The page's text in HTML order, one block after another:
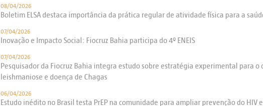
08/04/2026
Boletim ELSA destaca importância da prática regular de atividade física para a
07/04/2026
Inovação e Impacto Social: Fiocruz Bahia participa do 4º ENEIS
07/04/2026
Pesquisador da Fiocruz Bahia integra estudo sobre estratégia experimental para
leishmaniose e doença de Chagas
06/04/2026
Estudo inédito no Brasil testa PrEP na comunidade para ampliar prevenção do HIV